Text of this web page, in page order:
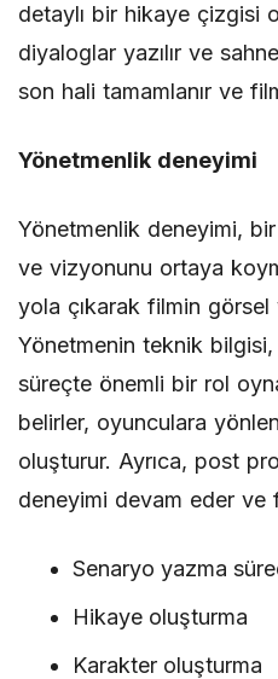
detaylı bir hikaye çizgisi
diyaloglar yazılır ve
son hali tamamlanır ve
Yönetmenlik deneyimi
Yönetmenlik deneyimi,
ve vizyonunu ortaya
yola çıkarak filmin görsel
Yönetmenin teknik bilgisi,
süreçte önemli bir rol
belirler, oyunculara
oluşturur. Ayrıca, post
deneyimi devam eder ve
Senaryo yazma
Hikaye oluşturma
Karakter oluşturma